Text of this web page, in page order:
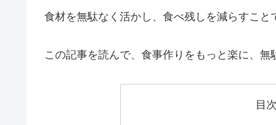
食材を無駄なく活かし、食べ残しを減らすこと
この記事を読んで、食事作りをもっと楽に、無
目次